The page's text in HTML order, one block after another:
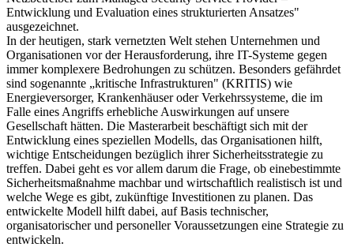
Entwicklung und Evaluation eines strukturierten Ansatzes"
ausgezeichnet.
In der heutigen, stark vernetzten Welt stehen Unternehmen und
Organisationen vor der Herausforderung, ihre IT-Systeme gegen
immer komplexere Bedrohungen zu schützen. Besonders gefährdet
sind sogenannte „kritische Infrastrukturen" (KRITIS) wie
Energieversorger, Krankenhäuser oder Verkehrssysteme, die im
Falle eines Angriffs erhebliche Auswirkungen auf unsere
Gesellschaft hätten. Die Masterarbeit beschäftigt sich mit der
Entwicklung eines speziellen Modells, das Organisationen hilft,
wichtige Entscheidungen bezüglich ihrer Sicherheitsstrategie zu
treffen. Dabei geht es vor allem darum die Frage, ob einebestimmte
Sicherheitsmaßnahme machbar und wirtschaftlich realistisch ist und
welche Wege es gibt, zukünftige Investitionen zu planen. Das
entwickelte Modell hilft dabei, auf Basis technischer,
organisatorischer und personeller Voraussetzungen eine Strategie zu
entwickeln.